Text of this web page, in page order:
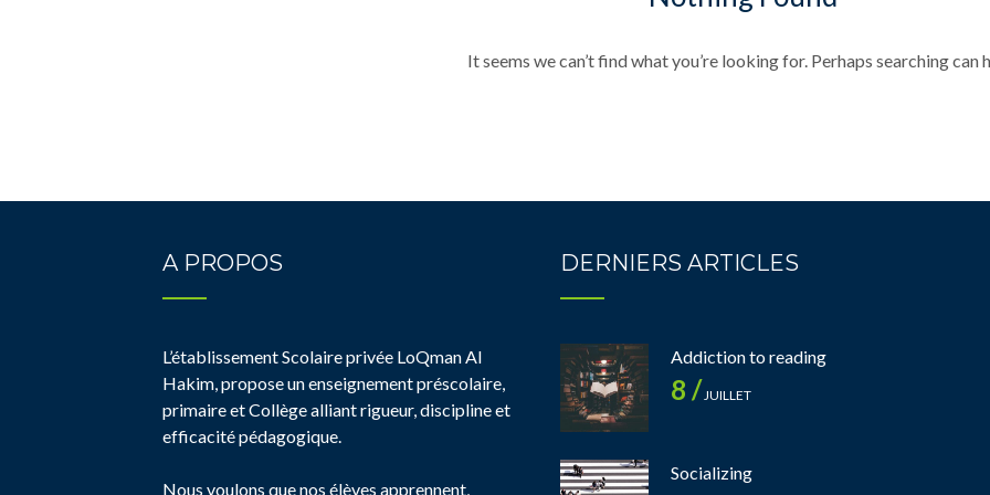
It seems we can’t find what you’re looking for. Perhaps searching can
A PROPOS
L’établissement Scolaire privée LoQman Al
Hakim, propose un enseignement préscolaire,
primaire et Collège alliant rigueur, discipline et
efficacité pédagogique.
Nous voulons que nos élèves apprennent,
DERNIERS ARTICLES
Addiction to reading
8 /JUILLET
Socializing